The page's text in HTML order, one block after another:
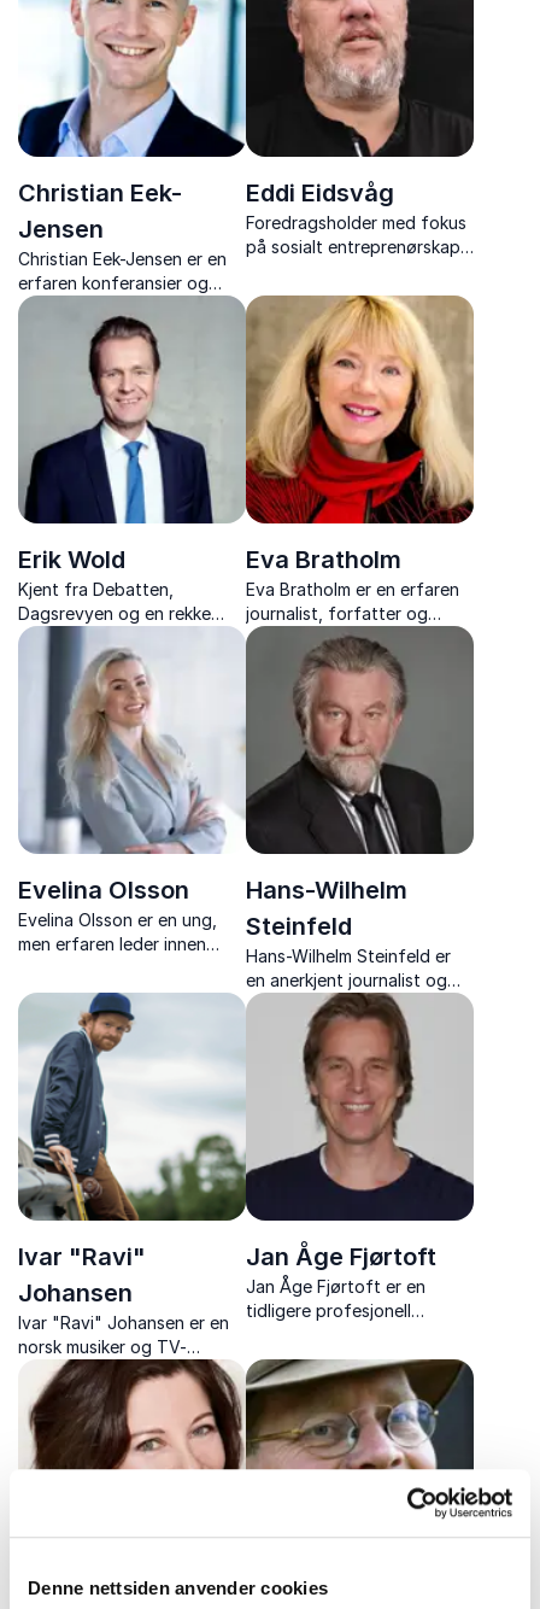
Denne nettsiden anvender cookies
historier fra sitt liv og
karriere.
styrke, ledelse og
selvledelse kan hjelpe både
enkeltpersoner og
organisasjoner til å preste...
Christian Eek-
Jensen
Christian Eek-Jensen er en
erfaren konferansier og
foredragsholder som
engasjerer med temaer som
kommunikasjon, motivasjon
og ledelse.
Eddi Eidsvåg
Foredragsholder med fokus
på sosialt entreprenørskap
Erik Wold
Kjent fra Debatten,
Dagsrevyen og en rekke
andre NRK-programmer er
Erik Wold en av Norges mest
erfarne og etterspurte
programledere,
konferansierer og
debattledere.
Eva Bratholm
Eva Bratholm er en erfaren
journalist, forfatter og
tidligere NRK-
korrespondent. Hun deler
innsiktsfulle foredrag om
internasjonal politikk,
samfunnsutvikling og
medienes rolle i moderne tid,
basert p...
Evelina Olsson
Evelina Olsson er en ung,
men erfaren leder innen
merkevarebygging.
Som grunnlegger og
tidligere CEO i Okida har hun
ledet selskapet gjennom en
vekst- og rebranding-reise,
der hennes fo...
Hans-Wilhelm
Steinfeld
Hans-Wilhelm Steinfeld er
en anerkjent journalist og
foredragsholder som gir
innsiktsfulle analyser av
geopolitikk, Russland og
internasjonale konflikter.
Ivar "Ravi"
Johansen
Ivar "Ravi" Johansen er en
norsk musiker og TV-
personlighet som inspirerer
gjennom foredrag om
kreativitet, språk og
kommunikasjon. Han bruker
sine erfaringer som artist til
Jan Åge Fjørtoft
Jan Åge Fjørtoft er en
tidligere profesjonell
anerkjent fotballekspert.
Han deler innsiktsfulle
foredrag om ledelse,
lagarbeid og hvordan
prestasjoner på toppnivå i